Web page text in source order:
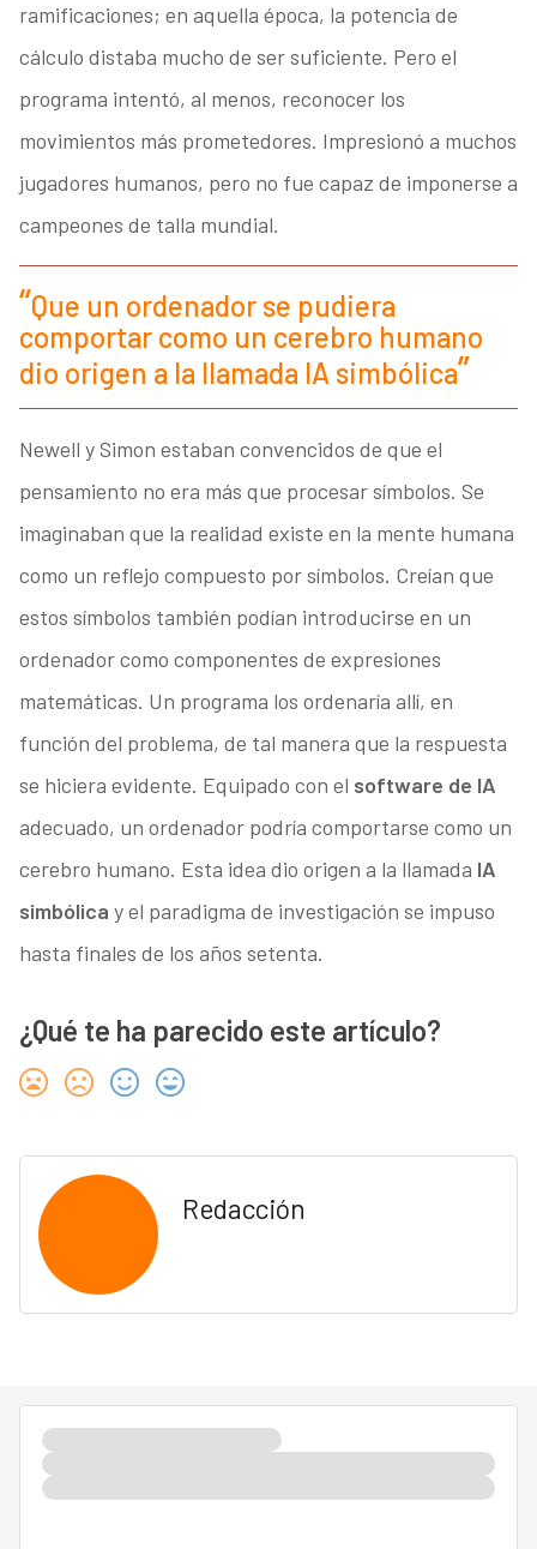
ramificaciones; en aquella época, la potencia de
cálculo distaba mucho de ser suficiente. Pero el
programa intentó, al menos, reconocer los
movimientos más prometedores. Impresionó a muchos
jugadores humanos, pero no fue capaz de imponerse a
campeones de talla mundial.
Que un ordenador se pudiera
comportar como un cerebro humano
dio origen a la llamada IA simbólica
Newell y Simon estaban convencidos de que el
pensamiento no era más que procesar símbolos. Se
imaginaban que la realidad existe en la mente humana
como un reflejo compuesto por símbolos. Creían que
estos símbolos también podían introducirse en un
ordenador como componentes de expresiones
matemáticas. Un programa los ordenaría allí, en
función del problema, de tal manera que la respuesta
se hiciera evidente. Equipado con el software de IA
adecuado, un ordenador podría comportarse como un
cerebro humano. Esta idea dio origen a la llamada IA
simbólica y el paradigma de investigación se impuso
hasta finales de los años setenta.
¿Qué te ha parecido este artículo?
Redacción